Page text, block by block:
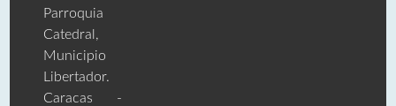
Parroquia
Catedral,
Municipio
Libertador.
Caracas -